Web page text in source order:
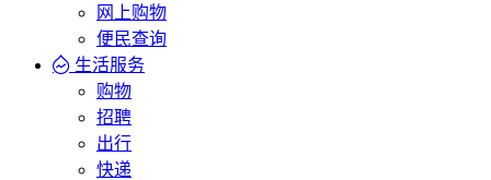
网上购物
便民查询
生活服务
购物
招聘
出行
快递